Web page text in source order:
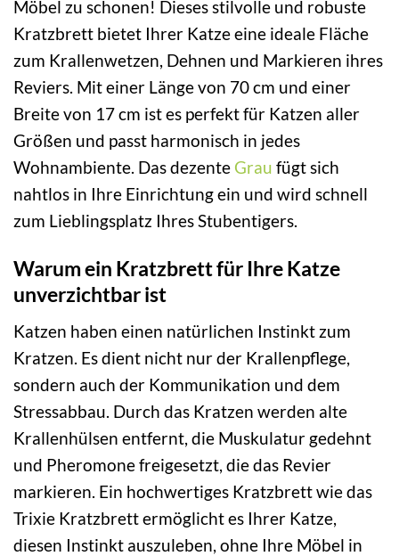
Möbel zu schonen! Dieses stilvolle und robuste
Kratzbrett bietet Ihrer Katze eine ideale Fläche
zum Krallenwetzen, Dehnen und Markieren ihres
Reviers. Mit einer Länge von 70 cm und einer
Breite von 17 cm ist es perfekt für Katzen aller
Größen und passt harmonisch in jedes
Wohnambiente. Das dezente Grau fügt sich
nahtlos in Ihre Einrichtung ein und wird schnell
zum Lieblingsplatz Ihres Stubentigers.
Warum ein Kratzbrett für Ihre Katze
unverzichtbar ist
Katzen haben einen natürlichen Instinkt zum
Kratzen. Es dient nicht nur der Krallenpflege,
sondern auch der Kommunikation und dem
Stressabbau. Durch das Kratzen werden alte
Krallenhülsen entfernt, die Muskulatur gedehnt
und Pheromone freigesetzt, die das Revier
markieren. Ein hochwertiges Kratzbrett wie das
Trixie Kratzbrett ermöglicht es Ihrer Katze,
diesen Instinkt auszuleben, ohne Ihre Möbel in